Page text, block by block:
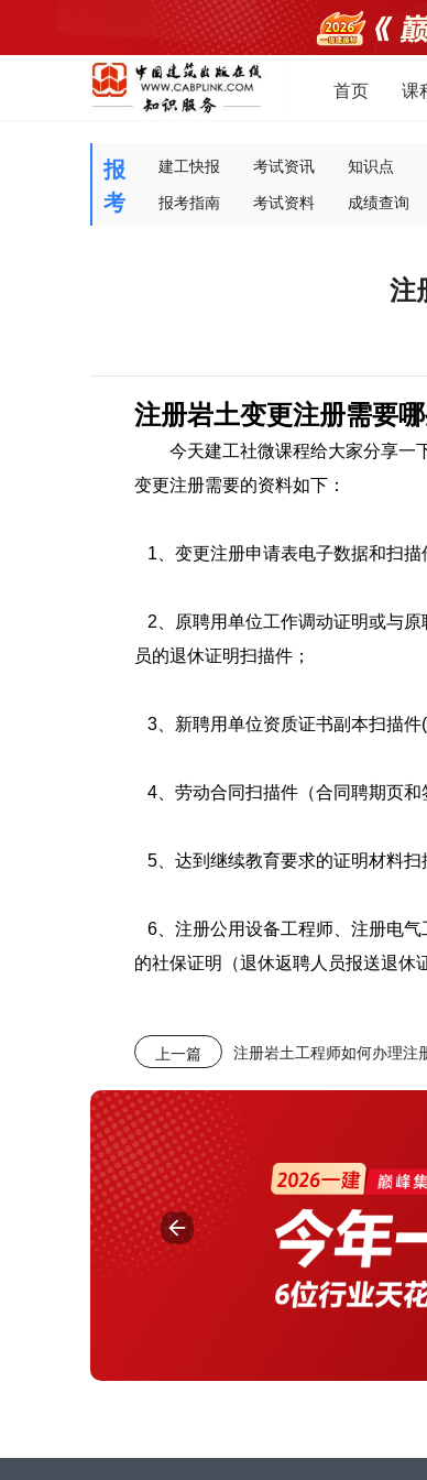
首页 课
报
考
建工快报 考试资讯 知识点
报考指南
考试资料 成绩查询
注
注册岩土变更注册需要
今天建工社微课程给大家分享一
变更注册需要的资料如下：
1 、变更注册申请表电子数据和扫
2 、原聘用单位工作调动证明或与
员的退休证明扫描件；
3 、新聘用单位资质证书副本扫描件(
4 、劳动合同扫描件（合同聘期页和
5 、达到继续教育要求的证明材料
6 、注册公用设备工程师、注册电
的社保证明（退休返聘人员报送退休
上一篇 注册岩土工程师如何办理注